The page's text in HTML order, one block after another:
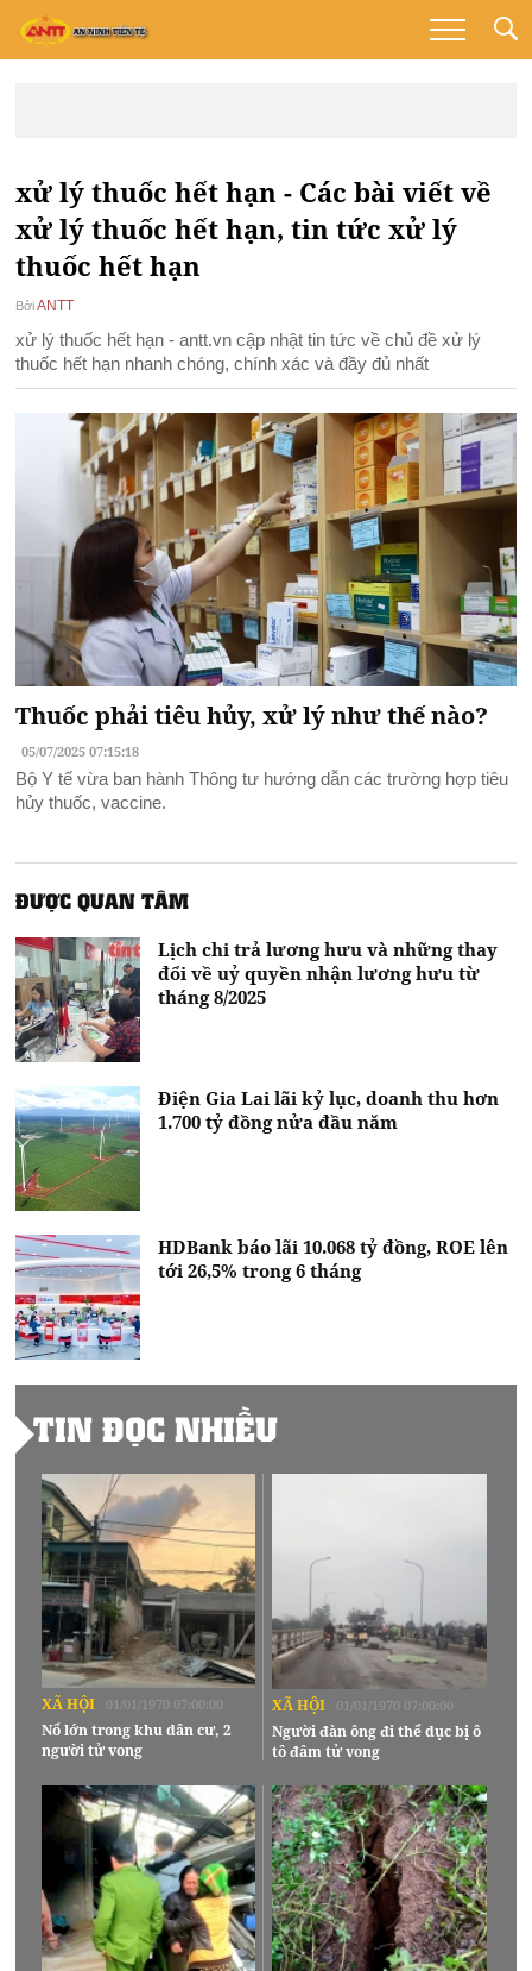
xử lý thuốc hết hạn - Các bài viết về
xử lý thuốc hết hạn, tin tức xử lý
thuốc hết hạn
Bởi ANTT
xử lý thuốc hết hạn - antt.vn cập nhật tin tức về chủ đề xử lý
thuốc hết hạn nhanh chóng, chính xác và đầy đủ nhất
Thuốc phải tiêu hủy, xử lý như thế nào?
05/07/2025 07:15:18
Bộ Y tế vừa ban hành Thông tư hướng dẫn các trường hợp tiêu
hủy thuốc, vaccine.
ĐƯỢC QUAN TÂM
Lịch chi trả lương hưu và những thay
đổi về uỷ quyền nhận lương hưu từ
tháng 8/2025
Điện Gia Lai lãi kỷ lục, doanh thu hơn
1.700 tỷ đồng nửa đầu năm
HDBank báo lãi 10.068 tỷ đồng, ROE lên
tới 26,5% trong 6 tháng
TIN ĐỌC NHIỀU
XÃ HỘI 01/01/1970 07:00:00
Nổ lớn trong khu dân cư, 2
người tử vong
XÃ HỘI 01/01/1970 07:00:00
Người đàn ông đi thể dục bị ô
tô đâm tử vong